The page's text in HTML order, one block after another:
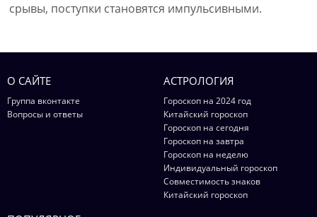
срывы, поступки становятся импульсивными.
О САЙТЕ
Группа вконтакте
Вопросы и ответы
АСТРОЛОГИЯ
Гороскоп на 2024 год
Китайский гороскоп
Гороскоп на сегодня
Гороскоп на завтра
Гороскоп на неделю
Индивидуальный гороскоп
Совместимость знаков
Китайский гороскоп